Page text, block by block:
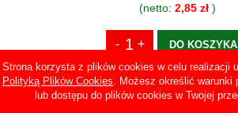
Strona korzysta z plików cookies w celu realizacji
Polityką Plików Cookies. Możesz określić warunki
lub dostępu do plików cookies w Twojej
(netto: 2,85 zł)
DO KOSZYKA